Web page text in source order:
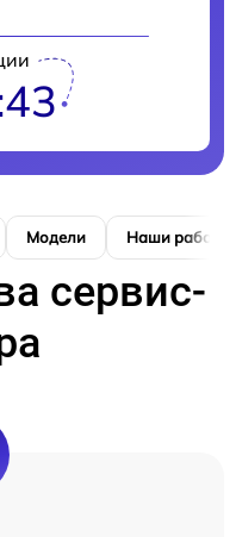
Модели Наши работы
сервис-